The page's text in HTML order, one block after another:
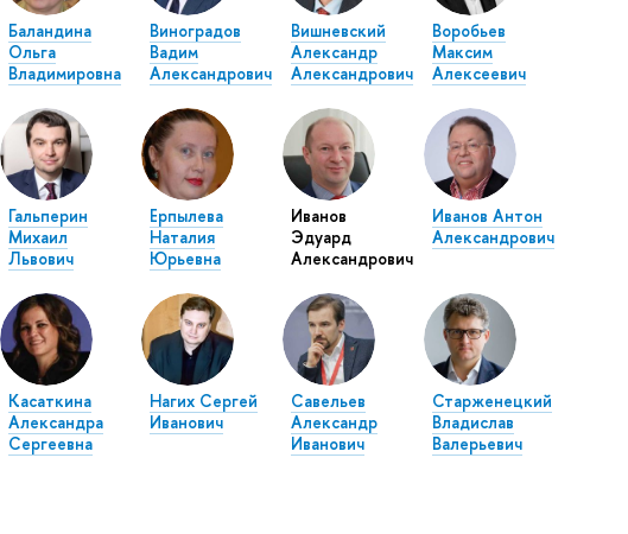
Баландина
Ольга
Владимировна
Виноградов
Вадим
Александрович
Вишневский
Александр
Александрович
Воробьев
Максим
Алексеевич
Гальперин
Михаил
Львович
Ерпылева
Наталия
Юрьевна
Иванов
Эдуард
Александрович
Иванов Антон
Александрович
Касаткина
Александра
Сергеевна
Нагих Сергей
Иванович
Савельев
Александр
Иванович
Старженецкий
Владислав
Валерьевич